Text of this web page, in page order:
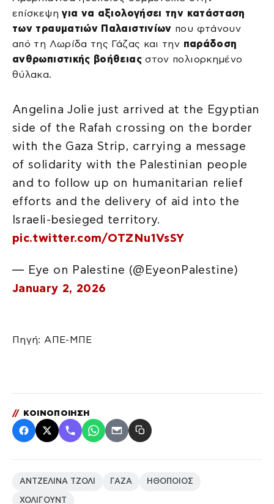
επίσκεψη για να αξιολογήσει την κατάσταση
των τραυματιών Παλαιστινίων που φτάνουν
από τη Λωρίδα της Γάζας και την παράδοση
ανθρωπιστικής βοήθειαςστον πολιορκημένο
θύλακα.
Angelina Jolie just arrived at the Egyptian
side of the Rafah crossing on the border
with the Gaza Strip, carrying a message
of solidarity with the Palestinian people
and to follow up on humanitarian relief
efforts and the delivery of aid into the
Israeli-besieged territory.
pic.twitter.com/OTZNu1VsSY
— Eye on Palestine (@EyeonPalestine)
January 2, 2026
Πηγή: ΑΠΕ-ΜΠΕ
// ΚΟΙΝΟΠΟΙΗΣΗ
ΑΝΤΖΕΛΙΝΑ ΤΖΟΛΙ ΓΑΖΑ ΗΘΟΠΟΙΟΣ
ΧΟΛΙΓΟΥΝΤ